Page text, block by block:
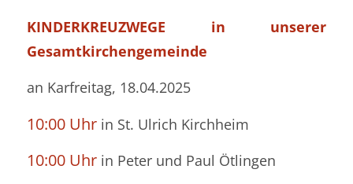
KINDERKREUZWEGE in unserer
Gesamtkirchengemeinde
an Karfreitag, 18.04.2025
10:00 Uhrin St. Ulrich Kirchheim
10:00 Uhrin Peter und Paul Ötlingen